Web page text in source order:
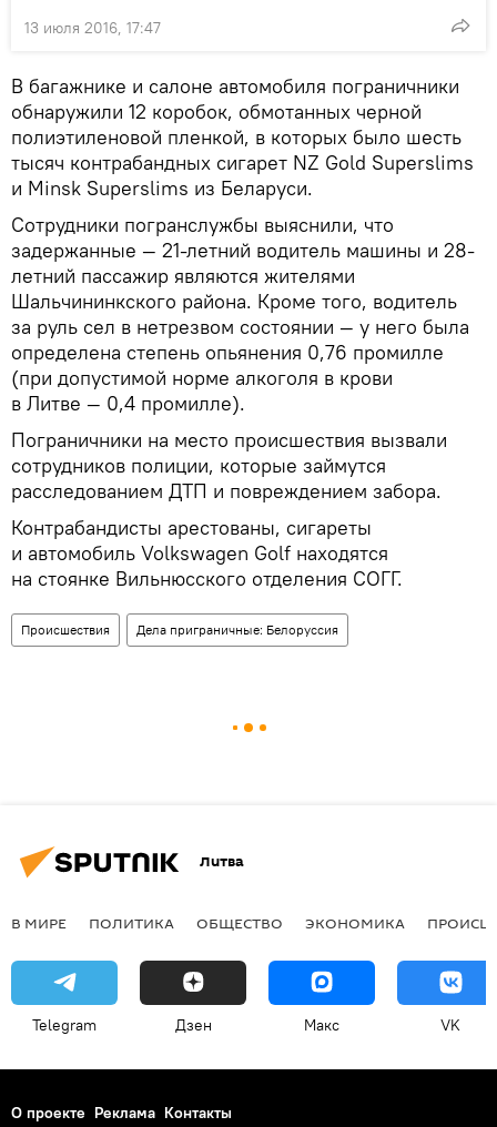
13 июля 2016, 17:47
В багажнике и салоне автомобиля пограничники
обнаружили 12 коробок, обмотанных черной
полиэтиленовой пленкой, в которых было шесть
тысяч контрабандных сигарет NZ Gold Superslims
и Minsk Superslims из Беларуси.
Сотрудники погранслужбы выяснили, что
задержанные — 21-летний водитель машины и 28-
летний пассажир являются жителями
Шальчининкского района. Кроме того, водитель
за руль сел в нетрезвом состоянии — у него была
определена степень опьянения 0,76 промилле
(при допустимой норме алкоголя в крови
в Литве — 0,4 промилле).
Пограничники на место происшествия вызвали
сотрудников полиции, которые займутся
расследованием ДТП и повреждением забора.
Контрабандисты арестованы, сигареты
и автомобиль Volkswagen Golf находятся
на стоянке Вильнюсского отделения СОГГ.
Происшествия Дела приграничные: Белоруссия
Литва
В МИРЕ ПОЛИТИКА ОБЩЕСТВО ЭКОНОМИКА
Telegram Дзен Макс VK
О проекте Реклама Контакты